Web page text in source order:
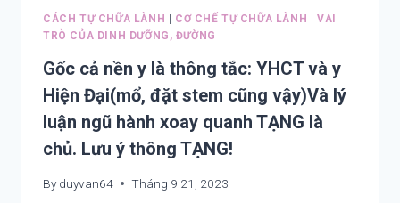
CŨNG
CÓ
CHỈNH,
LINH
HOẠT,
CÓ
KẾT
PHÙ
CÁCH TỰ CHỮA LÀNH CƠ CHẾ TỰ CHỮA LÀNH |VAI
TRÒ CỦA DINH DƯỠNG, ĐƯỜNG
Gốc cả nền y là thông tắc: YHCT và y
Hiện Đại(mổ, đặt stem cũng vậy)Và lý
luận ngũ hành xoay quanh TẠNG là
chủ. Lưu ý thông TẠNG!
By duyvan64 Tháng 9 21, 2023